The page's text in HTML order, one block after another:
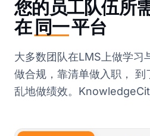
您的员工队伍所
在同一平台
大多数团队在LMS上做学习
做合规，靠清单做入职， 到
乱地做绩效。